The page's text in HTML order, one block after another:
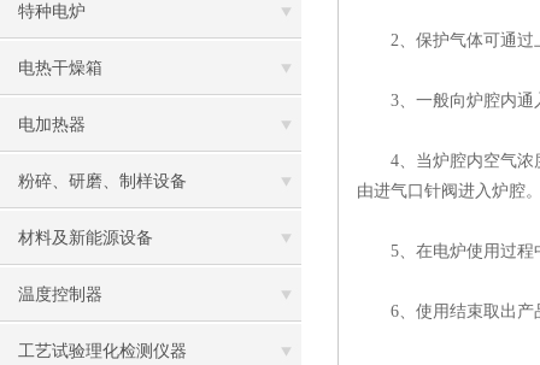
特种电炉
电热干燥箱
电加热器
粉碎、研磨、制样设备
材料及新能源设备
温度控制器
工艺试验理化检测仪器
2、保护气体可通过上
3、一般向炉腔内通入
4、当炉腔内空气浓度
由进气口针阀进入炉腔
5、在电炉使用过程中
6、使用结束取出产品